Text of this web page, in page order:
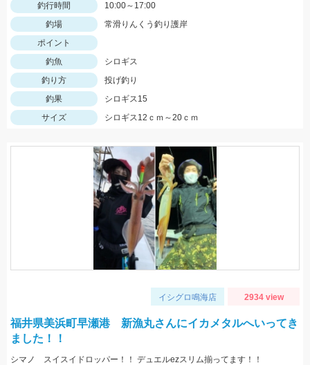
釣行時間
10:00～17:00
釣場
常滑りんくう釣り護岸
ポイント
釣魚
シロギス
釣り方
投げ釣り
釣果
シロギス15
サイズ
シロギス12ｃｍ～20ｃｍ
イシグロ鳴海店 2934 view
福井県美浜町早瀬港 新漁丸さんにイカメタルへいってき
ました！！
シマノ スイスイドロッパー！！ デュエルezスリム揃ってます！！